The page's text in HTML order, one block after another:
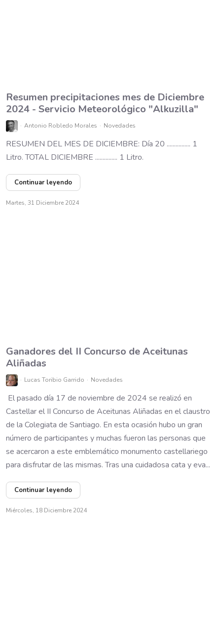
Resumen precipitaciones mes de Diciembre
2024 - Servicio Meteorológico "Alkuzilla"
Antonio Robledo Morales Novedades
RESUMEN DEL MES DE DICIEMBRE: Día 20 ................ 1
Litro. TOTAL DICIEMBRE ............... 1 Litro.
Continuar leyendo
Martes, 31 Diciembre 2024
Ganadores del II Concurso de Aceitunas
Aliñadas
Lucas Toribio Garrido Novedades
El pasado día 17 de noviembre de 2024 se realizó en
Castellar el II Concurso de Aceitunas Aliñadas en el claustro
de la Colegiata de Santiago. En esta ocasión hubo un gran
número de participantes y muchas fueron las personas que
se acercaron a este emblemático monumento castellariego
para disfrutar de las mismas. Tras una cuidadosa cata y eva...
Continuar leyendo
Miércoles, 18 Diciembre 2024